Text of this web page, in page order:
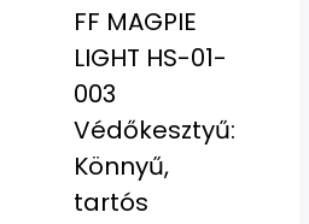
FF MAGPIE
LIGHT HS-01-
003
Védőkesztyű:
Könnyű,
tartós